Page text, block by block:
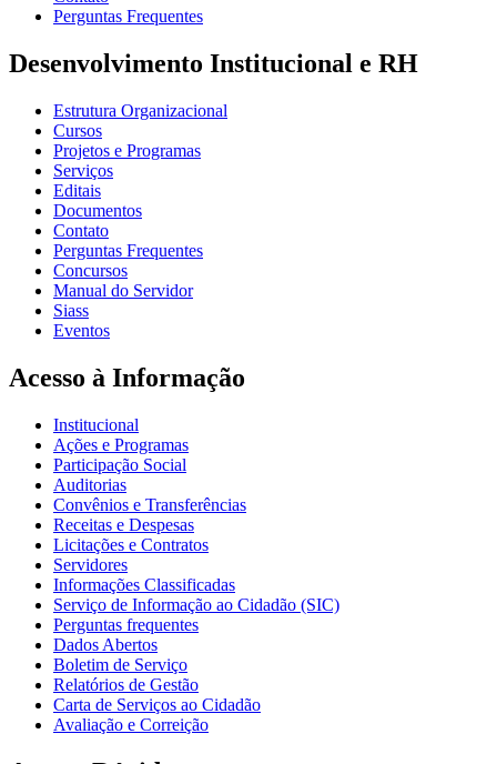
Perguntas Frequentes
Desenvolvimento Institucional e RH
Estrutura Organizacional
Cursos
Projetos e Programas
Serviços
Editais
Documentos
Contato
Perguntas Frequentes
Concursos
Manual do Servidor
Siass
Eventos
Acesso à Informação
Institucional
Ações e Programas
Participação Social
Auditorias
Convênios e Transferências
Receitas e Despesas
Licitações e Contratos
Servidores
Informações Classificadas
Serviço de Informação ao Cidadão (SIC)
Perguntas frequentes
Dados Abertos
Boletim de Serviço
Relatórios de Gestão
Carta de Serviços ao Cidadão
Avaliação e Correição